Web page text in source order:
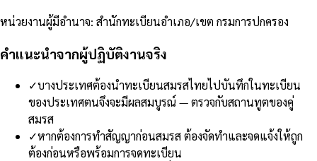
หน่วยงานผู้มีอำนาจ: สำนักทะเบียนอำเภอ/เขต กรมการปกครอง
คำแนะนำจากผู้ปฏิบัติงานจริง
✓บางประเทศต้องนำทะเบียนสมรสไทยไปบันทึกในทะเบียน
ของประเทศตนจึงจะมีผลสมบูรณ์ — ตรวจกับสถานทูตของคู่
สมรส
✓หากต้องการทำสัญญาก่อนสมรส ต้องจัดทำและจดแจ้งให้ถูก
ต้องก่อนหรือพร้อมการจดทะเบียน